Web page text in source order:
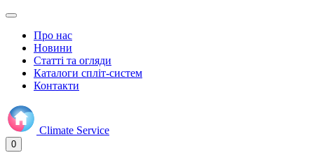
Про нас
Новини
Статті та огляди
Каталоги спліт-систем
Контакти
Climate Service
0